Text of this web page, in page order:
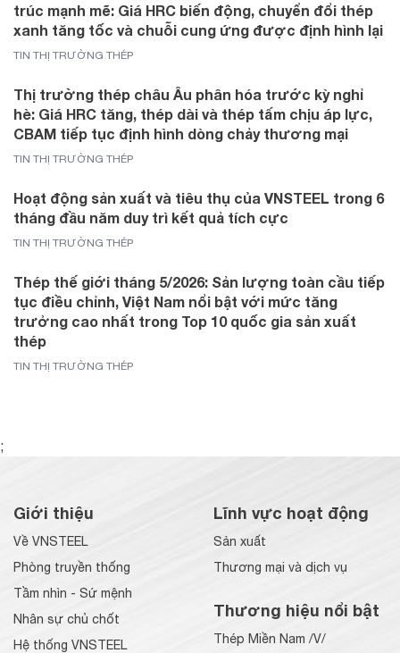
trúc mạnh mẽ: Giá HRC biến động, chuyển đổi thép
xanh tăng tốc và chuỗi cung ứng được định hình lại
TIN THỊ TRƯỜNG THÉP
Thị trường thép châu Âu phân hóa trước kỳ nghỉ
hè: Giá HRC tăng, thép dài và thép tấm chịu áp lực,
CBAM tiếp tục định hình dòng chảy thương mại
TIN THỊ TRƯỜNG THÉP
Hoạt động sản xuất và tiêu thụ của VNSTEEL trong 6
tháng đầu năm duy trì kết quả tích cực
TIN THỊ TRƯỜNG THÉP
Thép thế giới tháng 5/2026: Sản lượng toàn cầu tiếp
tục điều chỉnh, Việt Nam nổi bật với mức tăng
trưởng cao nhất trong Top 10 quốc gia sản xuất
thép
TIN THỊ TRƯỜNG THÉP
;
Giới thiệu
Về VNSTEEL
Phòng truyền thống
Tầm nhìn - Sứ mệnh
Nhân sự chủ chốt
Hệ thống VNSTEEL
Lĩnh vực hoạt động
Sản xuất
Thương mại và dịch vụ
Thương hiệu nổi bật
Thép Miền Nam /V/